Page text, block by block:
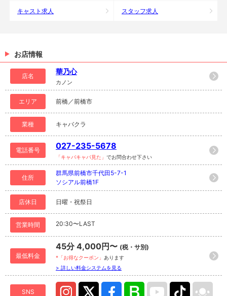
キャスト求人 スタッフ求人
お店情報
店名
華乃心
カノン
エリア 前橋／前橋市
業種 キャバクラ
電話番号 027-235-5678
「キャバキャバ見た」 でお問合わせ下さい
住所
群馬県前橋市千代田5-7-1
ソシアル前橋1F
店休日 日曜・祝祭日
営業時間 20:30〜LAST
最低料金
45分 4,000円〜 (税・サ別)
*「お得なクーポン」 あります
> 詳しい料金システムを見る
SNS